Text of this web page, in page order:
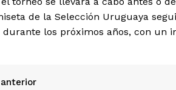
de la Selección Uruguaya
los próximos años, con un